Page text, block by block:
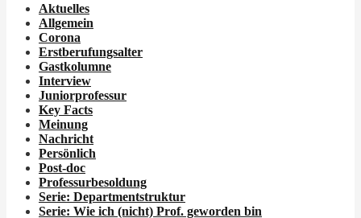
Aktuelles
Allgemein
Corona
Erstberufungsalter
Gastkolumne
Interview
Juniorprofessur
Key Facts
Meinung
Nachricht
Persönlich
Post-doc
Professurbesoldung
Serie: Departmentstruktur
Serie: Wie ich (nicht) Prof. geworden bin